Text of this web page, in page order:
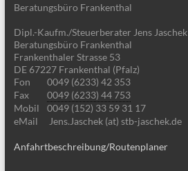
Beratungsbüro Frankenthal
Dipl.-Kaufm./Steuerberater Jens Jaschek
Beratungsbüro Frankenthal
Frankenthaler Strasse 53
DE 67227 Frankenthal (Pfalz)
Fon
0049 (6233) 42 353
Fax
0049 (6233) 44 753
Mobil
0049 (152) 33 59 31 17
eMail
Jens.Jaschek (at) stb-jaschek.de
Anfahrtbeschreibung/Routenplaner